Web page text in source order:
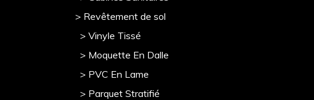
> Revêtement de sol
> Vinyle Tissé
> Moquette En Dalle
> PVC En Lame
> Parquet Stratifié